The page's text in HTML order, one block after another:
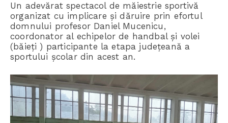
Un adevărat spectacol de măiestrie sportivă
organizat cu implicare și dăruire prin efortul
domnului profesor Daniel Mucenicu,
coordonator al echipelor de handbal și volei
(băieți ) participante la etapa județeană a
sportului școlar din acest an.